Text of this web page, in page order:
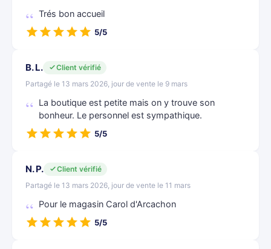
Trés bon accueil
5/5
B. L.
Client vérifié
Partagé le 13 mars 2026, jour de vente le 9 mars
La boutique est petite mais on y trouve son
bonheur. Le personnel est sympathique.
5/5
N. P.
Client vérifié
Partagé le 13 mars 2026, jour de vente le 11 mars
Pour le magasin Carol d'Arcachon
5/5